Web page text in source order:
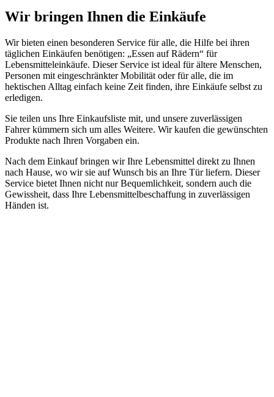
Wir bringen Ihnen die Einkäufe
Wir bieten einen besonderen Service für alle, die Hilfe bei ihren
täglichen Einkäufen benötigen: „Essen auf Rädern“ für
Lebensmitteleinkäufe. Dieser Service ist ideal für ältere Menschen,
Personen mit eingeschränkter Mobilität oder für alle, die im
hektischen Alltag einfach keine Zeit finden, ihre Einkäufe selbst zu
erledigen.
Sie teilen uns Ihre Einkaufsliste mit, und unsere zuverlässigen
Fahrer kümmern sich um alles Weitere. Wir kaufen die gewünschten
Produkte nach Ihren Vorgaben ein.
Nach dem Einkauf bringen wir Ihre Lebensmittel direkt zu Ihnen
nach Hause, wo wir sie auf Wunsch bis an Ihre Tür liefern. Dieser
Service bietet Ihnen nicht nur Bequemlichkeit, sondern auch die
Gewissheit, dass Ihre Lebensmittelbeschaffung in zuverlässigen
Händen ist.